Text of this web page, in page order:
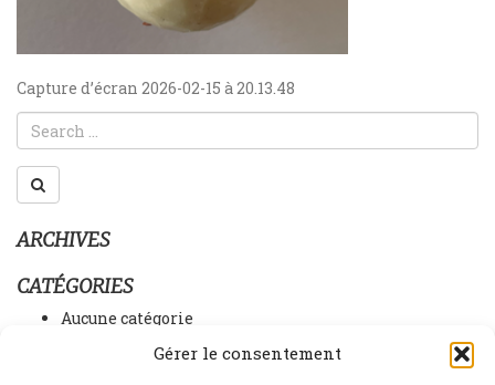
Gérer le consentement
NAVIGATION
DE
L’ARTICLE
Capture d’écran 2026-02-15 à 20.13.48
ARCHIVES
CATÉGORIES
Aucune catégorie